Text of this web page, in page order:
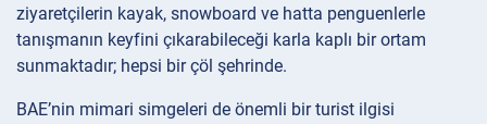
ziyaretçilerin kayak, snowboard ve hatta penguenlerle
tanışmanın keyfini çıkarabileceği karla kaplı bir ortam
sunmaktadır; hepsi bir çöl şehrinde.
BAE’nin mimari simgeleri de önemli bir turist ilgisi